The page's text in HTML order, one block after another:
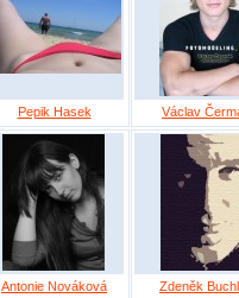
Pepik Hasek Václav
Antonie Nováková Zdeněk